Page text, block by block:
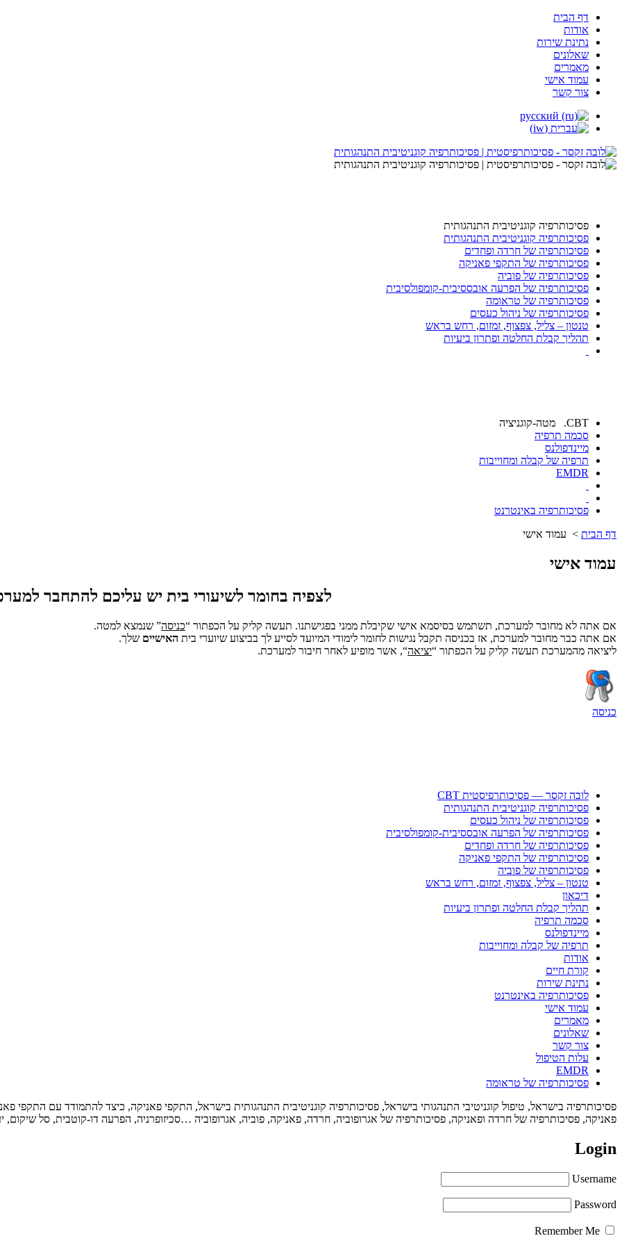
דף הבית
אודות
נתינת שירות
שאלונים
מאמרים
עמוד אישי
צור קשר
פסיכותרפיה קוגניטיבית התנהגותית
פסיכותרפיה קוגניטיבית התנהגותית
פסיכותרפיה של חרדה ופחדים
פסיכותרפיה של התקפי פאניקה
פסיכותרפיה של פוביה
פסיכותרפיה של הפרעה אובססיבית-קומפולסיבית
פסיכותרפיה של טראומה
פסיכותרפיה של ניהול כעסים
טנטון – צליל, צפצוף, זמזום, רחש בראש
תהליך קבלת החלטה ופתרון ביעיות
CBT. מטה-קוגניציה
סכמה תרפיה
מיינדפולנס
תרפיה של קבלה ומחוייבות
EMDR
פסיכותרפיה באינטרנט
דף הבית > עמוד אישי
עמוד אישי
לצפיה בחומר לשיעורי בית יש עליכם להתחבר
אם אתה לא מחובר למערכת, תשתמש בסיסמא אישי שקיבלת ממני בפגישתנו. תעשה קליק על הכפתור “כניסה” שנמצא למטה.
אם אתה כבר מחובר למערכת, אז בכניסה תקבל נגישות לחומר לימודי המיועד לסייע לך בביצוע שיוערי בית האישיים שלך.
ליציאה מהמערכת תעשה קליק על הכפתור “יציאה“, אשר מופיע לאחר חיבור למערכת.
כניסה
לובה זקסר — פסיכותרפיסטית CBT
פסיכותרפיה קוגניטיבית התנהגותית
פסיכותרפיה של ניהול כעסים
פסיכותרפיה של הפרעה אובססיבית-קומפולסיבית
פסיכותרפיה של חרדה ופחדים
פסיכותרפיה של התקפי פאניקה
פסיכותרפיה של פוביה
טנטון – צליל, צפצוף, זמזום, רחש בראש
דיכאון
תהליך קבלת החלטה ופתרון ביעיות
סכמה תרפיה
מיינדפולנס
תרפיה של קבלה ומחוייבות
אודות
קורת חיים
נתינת שירות
פסיכותרפיה באינטרנט
עמוד אישי
מאמרים
שאלונים
צור קשר
עלות הטיפול
EMDR
פסיכותרפיה של טראומה
פסיכותרפיה בישראל, טיפול קוגניטיבי התנהגותי בישראל, פסיכותרפיה קוגניטיבית התנהגותית בישראל, התקפי פאניקה, כיצד להתמודד עם
פאניקה, פסיכותרפיה של חרדה ופאניקה, פסיכותרפיה של אגרופוביה, חרדה, פאניקה, פוביה, אגרופוביה …סכיזופרניה, הפרעה דו-קוטבית, סל שיקום,
Login
Username
Password